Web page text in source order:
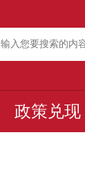
政策兑现